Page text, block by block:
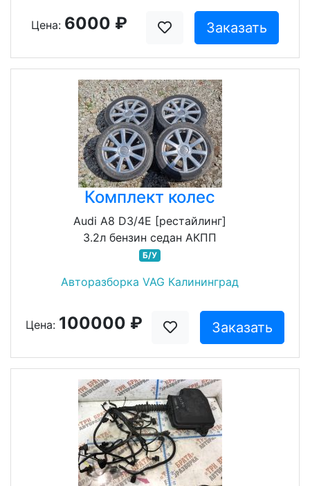
Цена: 6000 ₽ Заказать
Комплект колес
Audi A8 D3/4E [рестайлинг]
3.2л бензин седан АКПП
Б/У
Авторазборка VAG Калининград
Цена: 100000 ₽ Заказать